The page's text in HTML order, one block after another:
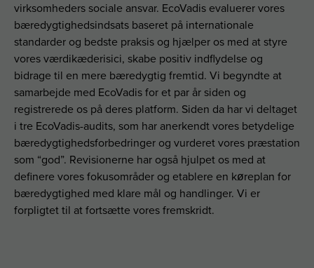
virksomheders sociale ansvar. EcoVadis evaluerer vores
bæredygtighedsindsats baseret på internationale
standarder og bedste praksis og hjælper os med at styre
vores værdikæderisici, skabe positiv indflydelse og
bidrage til en mere bæredygtig fremtid. Vi begyndte at
samarbejde med EcoVadis for et par år siden og
registrerede os på deres platform. Siden da har vi deltaget
i tre EcoVadis-audits, som har anerkendt vores betydelige
bæredygtighedsforbedringer og vurderet vores præstation
som “god”. Revisionerne har også hjulpet os med at
definere vores fokusområder og etablere en køreplan for
bæredygtighed med klare mål og handlinger. Vi er
forpligtet til at fortsætte vores fremskridt.